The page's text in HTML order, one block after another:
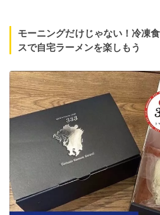
モーニングだけじゃない！冷凍
スで自宅ラーメンを楽しもう